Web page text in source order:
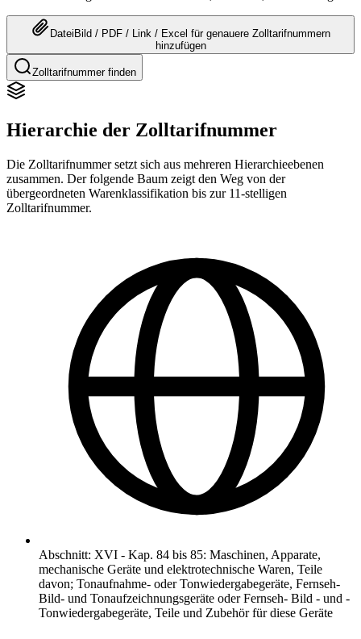
Datei Bild / PDF / Link / Excel für genauere Zolltarifnummern
hinzufügen
Zolltarifnummer finden
Hierarchie der Zolltarifnummer
Die Zolltarifnummer setzt sich aus mehreren Hierarchieebenen
zusammen. Der folgende Baum zeigt den Weg von der
übergeordneten Warenklassifikation bis zur 11-stelligen
Zolltarifnummer.
Abschnitt: XVI - Kap. 84 bis 85: Maschinen, Apparate,
mechanische Geräte und elektrotechnische Waren, Teile
davon; Tonaufnahme- oder Tonwiedergabegeräte, Fernseh-
Bild- und Tonaufzeichnungsgeräte oder Fernseh- Bild - und -
Tonwiedergabegeräte, Teile und Zubehör für diese Geräte